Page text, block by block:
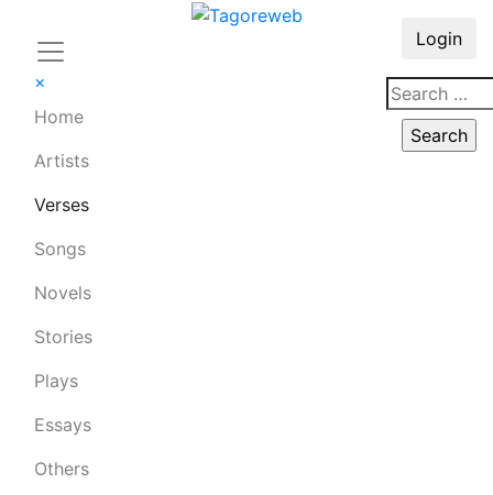
×
Home
Artists
Verses
Songs
Novels
Stories
Plays
Essays
Others
Login